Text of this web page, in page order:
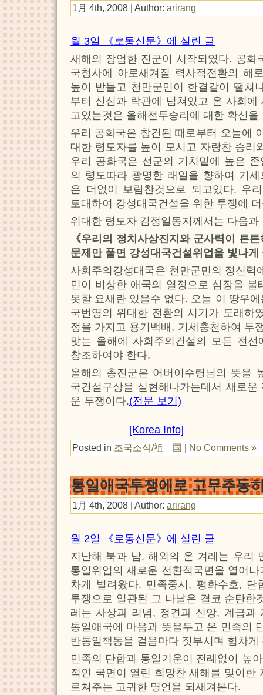
1月 4th, 2008 | Author: arirang
월 3일 《로동신문》에 실린 글
새해의 장엄한 진군이 시작되였다. 공화
국청사에 아로새겨질 력사적전환의 해
높이 받들고 천만군민이 한결같이 떨쳐
부터 신심과 락관에 넘쳐있고 온 사회
고있는것은 올해전투승리에 대한 확신을
우리 공화국은 창건된 때로부터 오늘에
대한 령도자를 높이 모시고 자랑찬 승리
우리 공화국은 선군의 기치밑에 높은
의 령도따라 광명한 래일을 향하여 기
은 더없이 보람찬것으로 되고있다. 우
토대하여 강성대국건설을 위한 투쟁에
위대한 령도자 김정일동지께서는 다음
《우리의 정치사상진지와 군사력이 튼
문제만 풀면 강성대국건설위업을 빛나
사회주의강성대국은 천만군민의 정신력
민이 비상한 애국의 열정으로 심장을
못할 요새란 있을수 없다. 오늘 이 땅우
국번영의 위대한 전환의 시기가 도래하
정을 가지고 용기백배, 기세충천하여 투
맞는 올해에 사회주의건설의 모든 전
창조하여야 한다.
올해의 총진군은 어버이수령님의 뜻을
국건설구상을 실현해나가는데서 새로
운 투쟁이다.(전문 보기)
[Korea Info]
Posted in 조국소식/祖 国 | No Comments »
통일애국투쟁에로 고무추동
1月 4th, 2008 | Author: arirang
월 2일 《로동신문》에 실린 글
지난해 북과 남, 해외의 온 겨레는 우리
통일위업의 새로운 전환적국면을 열어
차게 벌려왔다. 민족중시, 평화수호, 단
투쟁으로 일관된 그 나날은 결코 순탄한
레는 사상과 리념, 정견과 신앙, 계급과
통일애국에 마음과 뜻을두고 온 민족의
반통일책동을 걸음마다 짓부시며 힘차게
민족의 단합과 통일기운이 전례없이 높
적인 국면이 열린 희망찬 새해를 맞이한
르쳐주는 고귀한 명언을 되새겨본다.